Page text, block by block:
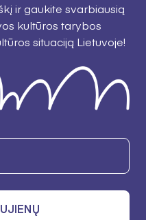
ir gaukite svarbiausią
kultūros tarybos
situaciją Lietuvoje!